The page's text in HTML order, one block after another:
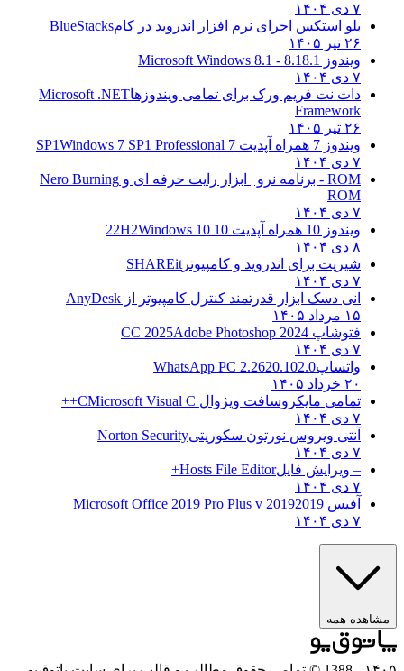
بلو استکس اجرای نرم افزار اندروید در کامBlueStacks
۲۶ تیر ۱۴۰۵
ویندوز 8.18.1 - Microsoft Windows 8.1
دات نت فریم ورک برای تمامی ویندوزهاMicrosoft .NET
Framework
۲۶ تیر ۱۴۰۵
ویندوز 7 همراه آپدیت 7 SP1
Windows 7 SP1 Professional
ROM - برنامه نرو | ابزار رایت حرفه ای و
Nero Burning
ROM
ویندوز 10 همراه آپدیت 10 22H2
Windows 10
شیریت برای اندروید و کامپیوترSHAREit
انی دسک ابزار قدرتمند کنترل کامپیوتر ازAnyDesk
۱۵ مرداد ۱۴۰۵
فتوشاپ CC 2025Adobe Photoshop 2024
واتساپWhatsApp PC 2.2620.102.0
۲۰ خرداد ۱۴۰۵
تمامی مایکروسافت ویژوال C Microsoft Visual C++
آنتی ویروس نورتون سکوریتیNorton Security
– ویرایش فایلHosts File Editor+
آفیس 2019 2019 Microsoft Office 2019 Pro Plus v
مشاهده همه